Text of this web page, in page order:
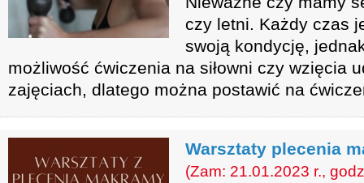
czy letni. Każdy czas
swoją kondycję,
możliwość ćwiczenia na siłowni czy wzięcia
zajęciach, dlatego można postawić na
Warsztaty plecenia
(Zam: 21.01.2023 r.,